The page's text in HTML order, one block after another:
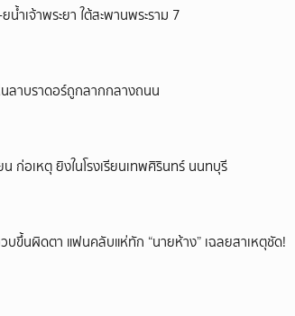
ำเจ้าพระยา ใต้สะพานพระราม 7
นลาบราดอร์ถูกลากกลางถนน
อเหตุ ยิงในโรงเรียนเทพศิรินทร์ นนทบุรี
บขึ้นผิดตา แฟนคลับแห่ทัก “นายห้าง” เฉลยสาเหตุชัด!